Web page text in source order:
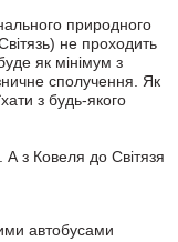
природного
не проходить
як мінімум з
сполучення. Як
з будь-якого
з Ковеля до Світязя
автобусами